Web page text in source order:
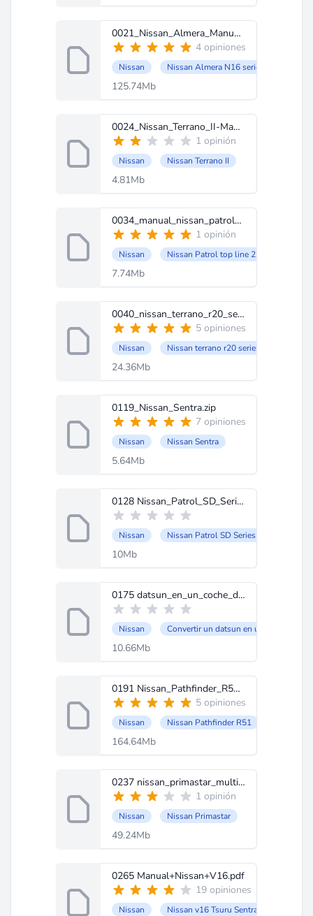
0021_Nissan_Almera_Manual_Taller_N16_Restyling(2003).zip
4 opiniones
Nissan Nissan Almera N16 series (2003)
125.74Mb
0024_Nissan_Terrano_II-Manual_del_conductor.zip
1 opinión
Nissan Nissan Terrano II
4.81Mb
0034_manual_nissan_patrol_top_line_2.8.zip
1 opinión
Nissan Nissan Patrol top line 2.8
7.74Mb
0040_nissan_terrano_r20_series.zip
5 opiniones
Nissan Nissan terrano r20 series
24.36Mb
0119_Nissan_Sentra.zip
7 opiniones
Nissan Nissan Sentra
5.64Mb
0128 Nissan_Patrol_SD_Series(ingles).zip
Nissan Nissan Patrol SD Series
10Mb
0175 datsun_en_un_coche_de_competicion_ingles.zip
Nissan Convertir un datsun en un coche de
10.66Mb
0191 Nissan_Pathfinder_R51.zip
5 opiniones
Nissan Nissan Pathfinder R51
164.64Mb
0237 nissan_primastar_multilenguaje.zip
1 opinión
Nissan Nissan Primastar
49.24Mb
0265 Manual+Nissan+V16.pdf
19 opiniones
Nissan Nissan v16 Tsuru Sentra